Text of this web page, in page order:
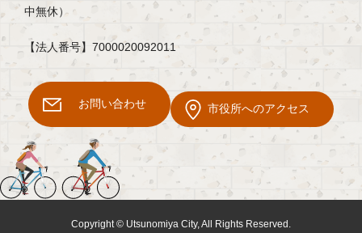
中無休）
【法人番号】7000020092011
お問い合わせ 市役所へのアクセス
Copyright © Utsunomiya City, All Rights Reserved.